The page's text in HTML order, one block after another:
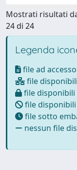
Mostrati risultati
24 di 24
Legenda
file ad
file
file
file
file sotto
nessun file